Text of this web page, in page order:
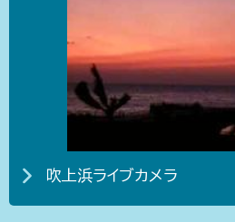
吹上浜ライブカメラ